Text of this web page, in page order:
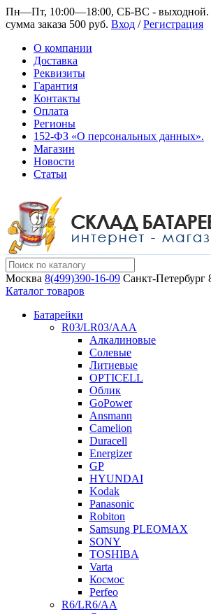
Пн—Пт, 10:00—18:00, СБ-ВС - выходной.
сумма заказа 500 руб. Вход /Регистрация
О компании
Доставка
Реквизиты
Гарантия
Контакты
Оплата
Регионы
152-ФЗ «О персональных данных».
Магазин
Новости
Статьи
Москва 8(499)390-16-09 Санкт-Петербург
Каталог товаров
Батарейки
R03/LR03/AAA
Алкалиновые
Солевые
Литиевые
OPTICELL
Облик
GoPower
Ansmann
Camelion
Duracell
Energizer
GP
HYUNDAI
Kodak
Panasonic
Robiton
Samsung PLEOMAX
SONY
TOSHIBA
Varta
Космос
Perfeo
R6/LR6/AA